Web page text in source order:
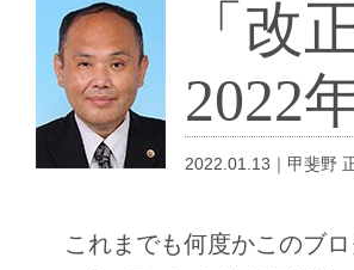
「改
2022
2022.01.13｜甲斐野
これまでも何度かこのブロ